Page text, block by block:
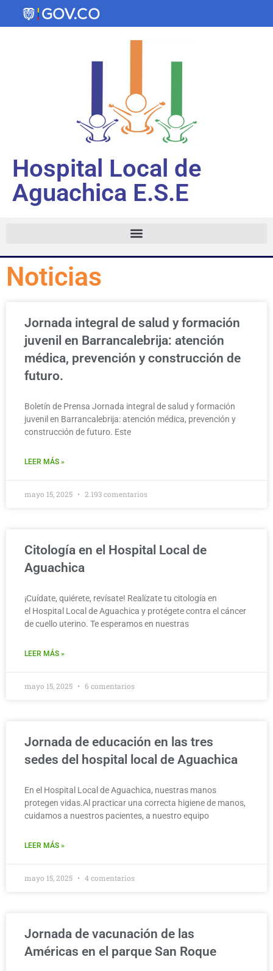
Hospital Local de
Aguachica E.S.E
Noticias
Jornada integral de salud y formación
juvenil en Barrancalebrija: atención
médica, prevención y construcción de
futuro.
Boletín de Prensa Jornada integral de salud y formación
juvenil en Barrancalebrija: atención médica, prevención y
construcción de futuro. Este
LEER MÁS »
mayo 15, 2025 2.193 comentarios
Citología en el Hospital Local de
Aguachica
¡Cuídate, quiérete, revísate! Realízate tu citología en
el Hospital Local de Aguachica y protégete contra el cáncer
de cuello uterino. Te esperamos en nuestras
LEER MÁS »
mayo 15, 2025 6 comentarios
Jornada de educación en las tres
sedes del hospital local de Aguachica
En el Hospital Local de Aguachica, nuestras manos
protegen vidas.Al practicar una correcta higiene de manos,
cuidamos a nuestros pacientes, a nuestro equipo
LEER MÁS »
mayo 15, 2025 4 comentarios
Jornada de vacunación de las
Américas en el parque San Roque